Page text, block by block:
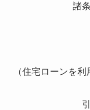
諸
（住宅ローンを